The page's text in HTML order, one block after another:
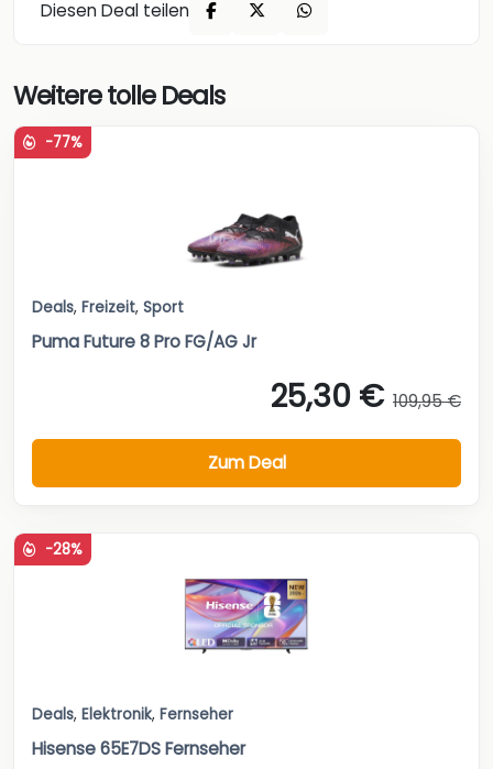
Diesen Deal teilen
Weitere tolle Deals
-77%
Deals, Freizeit, Sport
Puma Future 8 Pro FG/AG Jr
25,30 € 109,95 €
Zum Deal
-28%
Deals, Elektronik, Fernseher
Hisense 65E7DS Fernseher